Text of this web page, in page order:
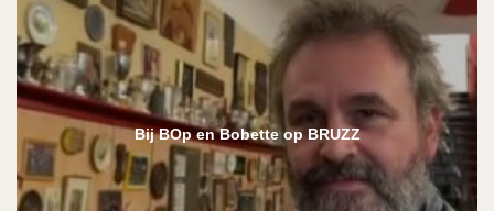
Bij BOp en Bobette op BRUZZ